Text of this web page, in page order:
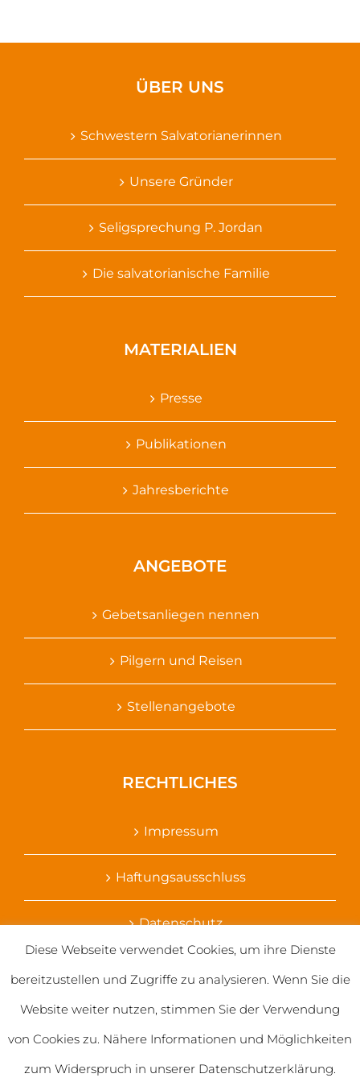
ÜBER UNS
Schwestern Salvatorianerinnen
Unsere Gründer
Seligsprechung P. Jordan
Die salvatorianische Familie
MATERIALIEN
Presse
Publikationen
Jahresberichte
ANGEBOTE
Gebetsanliegen nennen
Pilgern und Reisen
Stellenangebote
RECHTLICHES
Impressum
Haftungsausschluss
Datenschutz
Diese Webseite verwendet Cookies, um ihre Dienste
bereitzustellen und Zugriffe zu analysieren. Wenn Sie die
Website weiter nutzen, stimmen Sie der Verwendung
von Cookies zu. Nähere Informationen und Möglichkeiten
zum Widerspruch in unserer Datenschutzerklärung.